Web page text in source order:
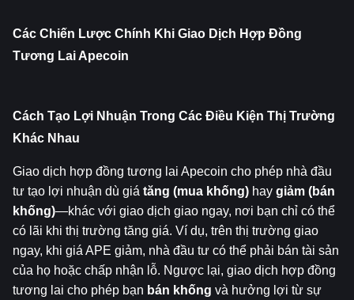
Các Chiến Lược Chính Khi Giao Dịch Hợp Đồng
Tương Lai Apecoin
Cách Tạo Lợi Nhuận Trong Các Điều Kiện Thị Trường
Khác Nhau
Giao dịch hợp đồng tương lai Apecoin cho phép nhà đầu
tư tạo lợi nhuận dù giá tăng (mua khống) hay giảm (bán
khống)—khác với giao dịch giao ngay, nơi bạn chỉ có thể
có lãi khi thị trường tăng giá. Ví dụ, trên thị trường giao
ngay, khi giá APE giảm, nhà đầu tư có thể phải bán tài sản
của họ hoặc chấp nhận lỗ. Ngược lại, giao dịch hợp đồng
tương lai cho phép bạn bán khống và hưởng lợi từ sự